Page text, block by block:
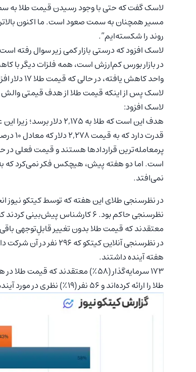
لاسک گفت که حتی با وجود رسیدن قیمت طلا به
مسیر همچنان به سمت صعود است. ما اکنون
روند را شکسته‌ایم”.
لاسک افزود که درستی بازار کمی زیر سوال رفته
واحد کاهش یافته، در حالی که قیمت طلا ۱۷ دلار افزایش یافته است
لاسک پس از اینکه قیمت طلا از هدف قیمتی والش
لاسک افزود:
قدرت
است. اما دو هفته پیش، هیچکس فکر نمی‌کرد که
نمی‌افتد.
معتقدند که قیمت طلا بدون تغییر قابل‌ِتوجهی باقی خواهد ماند. تنها ۲ تحلیلگر
در نظرسنجی آنلاین
هفته آینده داشتند.
طلا را ارائه کرده‌اند و ۵۶ نفر (۱۹٪) نظری در مورد آینده کوتاه‌مدت این فلز گرانبها نداشتند.